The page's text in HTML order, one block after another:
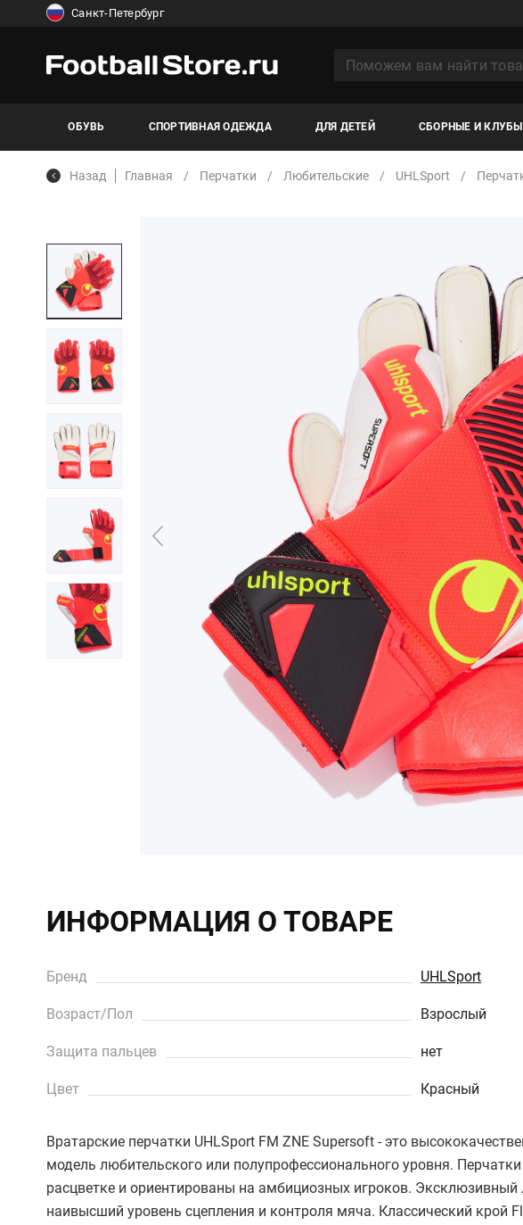
Санкт-Петербург
ОБУВЬ СПОРТИВНАЯ ОДЕЖДА ДЛЯ ДЕТЕЙ СБОРНЫЕ И КЛУБЫ
Назад Главная Перчатки Любительские UHLSport
ИНФОРМАЦИЯ О ТОВАРЕ
Бренд UHLSport
Возраст/Пол Взрослый
Защита пальцев нет
Цвет Красный
Вратарские перчатки UHLSport FM ZNE Supersoft - это
модель любительского или полупрофессионального уровня.
расцветке и ориентированы на амбициозных игроков. Эксклюзивный
наивысший уровень сцепления и контроля мяча. Классический крой